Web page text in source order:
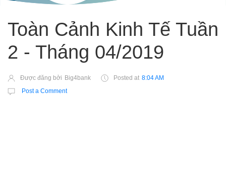
Toàn Cảnh Kinh Tế Tuần
2 - Tháng 04/2019
Được đăng bởi Big4bank Posted at 8:04 AM
Post a Comment